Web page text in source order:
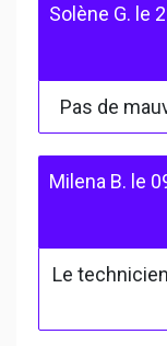
Solène G. le
Pas de
Milena B. le
Le